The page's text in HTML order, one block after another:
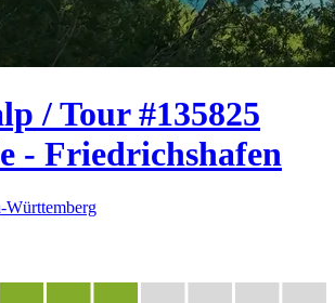
/ Tour #135825
- Friedrichshafen
Württemberg